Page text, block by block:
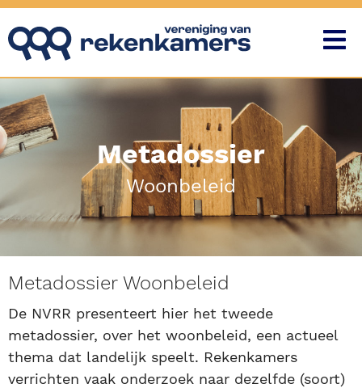
Metadossier
Woonbeleid
Metadossier Woonbeleid
De NVRR presenteert hier het tweede
metadossier, over het woonbeleid, een actueel
thema dat landelijk speelt. Rekenkamers
verrichten vaak onderzoek naar dezelfde (soort)